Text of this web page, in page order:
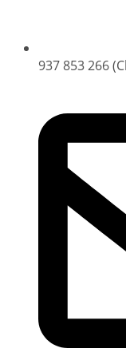
937 853 266